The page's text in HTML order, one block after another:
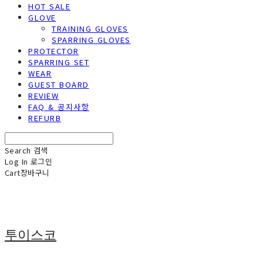
HOT SALE
GLOVE
TRAINING GLOVES
SPARRING GLOVES
PROTECTOR
SPARRING SET
WEAR
GUEST BOARD
REVIEW
FAQ & 공지사항
REFURB
Search 검색
Log In 로그인
Cart장바구니
투이스코